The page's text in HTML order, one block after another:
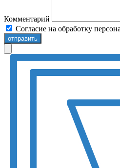
Комментарий
Согласие на обработку
отправить